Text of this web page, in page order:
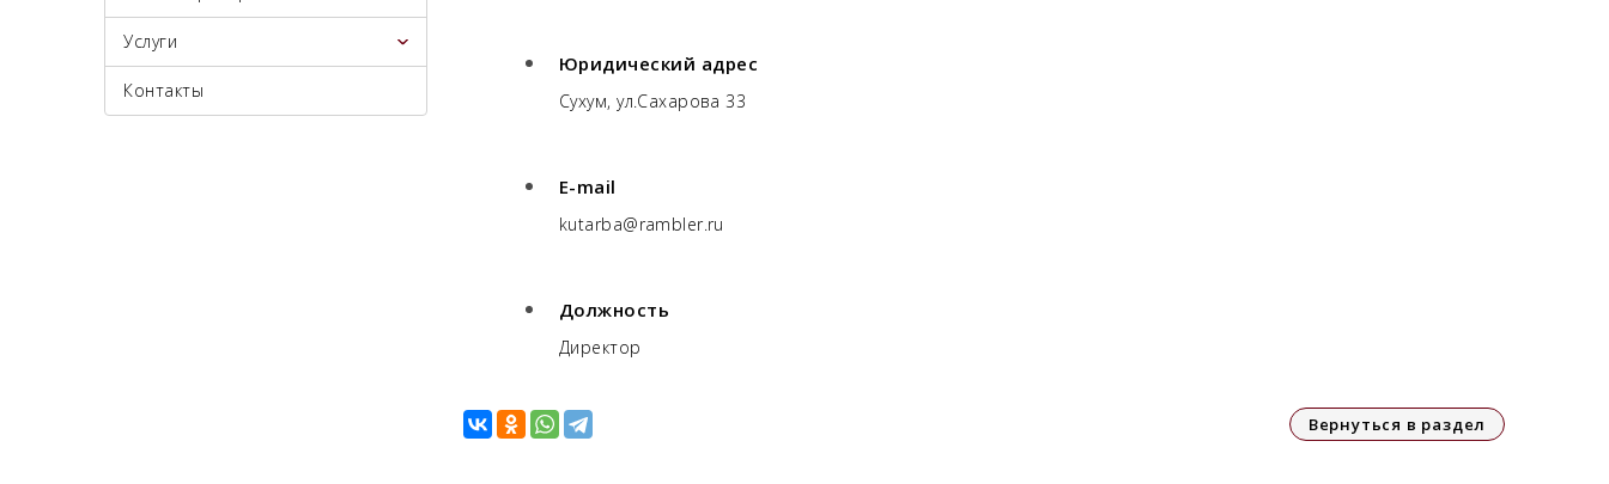
Услуги
Контакты
Юридический адрес
Сухум, ул.Сахарова 33
E-mail
kutarba@rambler.ru
Должность
Директор
Вернуться в раздел